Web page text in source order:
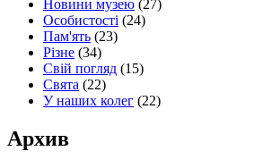
Новини музею (27)
Особистості (24)
Пам'ять (23)
Різне (34)
Свій погляд (15)
Свята (22)
У наших колег (22)
Архив